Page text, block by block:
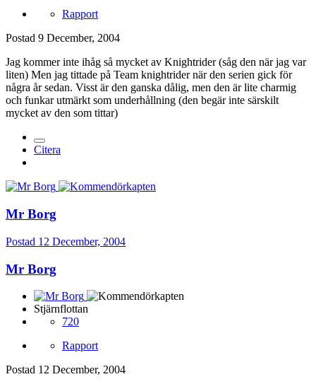
Rapport
Postad 9 December, 2004
Jag kommer inte ihåg så mycket av Knightrider (såg den när jag var
liten) Men jag tittade på Team knightrider när den serien gick för
några år sedan. Visst är den ganska dålig, men den är lite charmig
och funkar utmärkt som underhållning (den begär inte särskilt
mycket av den som tittar)
Citera
Mr Borg
Postad 12 December, 2004
Mr Borg
Stjärnflottan
720
Rapport
Postad 12 December, 2004